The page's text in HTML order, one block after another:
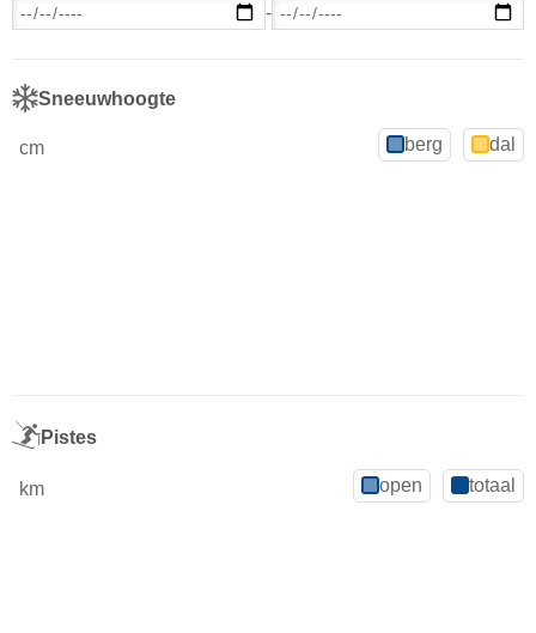
-
Sneeuwhoogte
cm berg dal
Pistes
km open totaal